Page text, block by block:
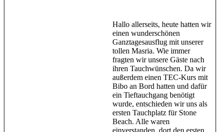
Hallo allerseits, heute hatten wir
einen wunderschönen
Ganztagesausflug mit unserer
tollen Masria. Wie immer
fragten wir unsere Gäste nach
ihren Tauchwünschen. Da wir
außerdem einen TEC-Kurs mit
Bibo an Bord hatten und dafür
ein Tieftauchgang benötigt
wurde, entschieden wir uns als
ersten Tauchplatz für Stone
Beach. Alle waren
einverstanden, dort den ersten